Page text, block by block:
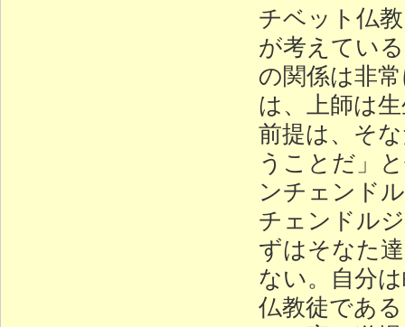
チベット仏
が考えてい
の関係は非
は、上師は
前提は、そ
うことだ」
ンチェンド
チェンドル
ずはそなた
ない。自分
仏教徒であ